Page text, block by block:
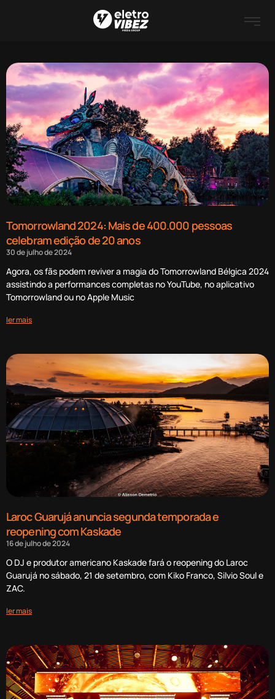
Tomorrowland 2024: Mais de 400.000 pessoas
celebram edição de 20 anos
30 de julho de 2024
Agora, os fãs podem reviver a magia do Tomorrowland Bélgica 2024
assistindo a performances completas no YouTube, no aplicativo
Tomorrowland ou no Apple Music
ler mais
Laroc Guarujá anuncia segunda temporada e
reopening com Kaskade
16 de julho de 2024
O DJ e produtor americano Kaskade fará o reopening do Laroc
Guarujá no sábado, 21 de setembro, com Kiko Franco, Silvio Soul e
ZAC.
ler mais